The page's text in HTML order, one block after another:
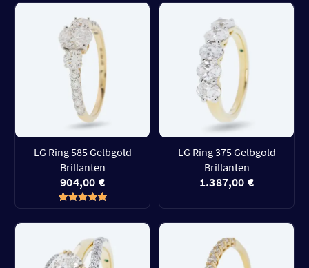
LG Ring 585 Gelbgold
Brillanten
904,00 €
LG Ring 375 Gelbgold
Brillanten
1.387,00 €